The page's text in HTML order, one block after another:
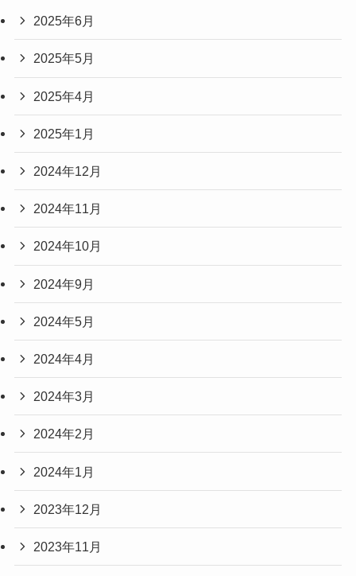
2025年6月
2025年5月
2025年4月
2025年1月
2024年12月
2024年11月
2024年10月
2024年9月
2024年5月
2024年4月
2024年3月
2024年2月
2024年1月
2023年12月
2023年11月